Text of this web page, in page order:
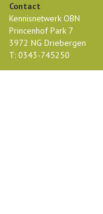
Contact
Kennisnetwerk OBN
Princenhof Park 7
3972 NG Driebergen
T: 0343-745250